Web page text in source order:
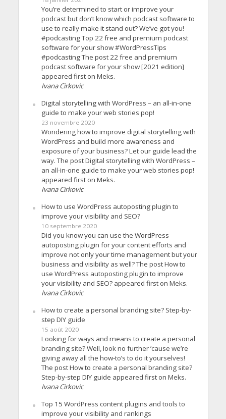
You’re determined to start or improve your
podcast but don’t know which podcast software to
use to really make it stand out? We’ve got you!
#podcasting Top 22 free and premium podcast
software for your show #WordPressTips
#podcasting The post 22 free and premium
podcast software for your show [2021 edition]
appeared first on Meks.
Ivana Cirkovic
Digital storytelling with WordPress – an all-in-one
guide to make your web stories pop!
23 novembre 2020
Wondering how to improve digital storytelling with
WordPress and build more awareness and
exposure of your business? Let our guide lead the
way. The post Digital storytelling with WordPress –
an all-in-one guide to make your web stories pop!
appeared first on Meks.
Ivana Cirkovic
How to use WordPress autoposting plugin to
improve your visibility and SEO?
10 septembre 2020
Did you know you can use the WordPress
autoposting plugin for your content efforts and
improve not only your time management but your
business and visibility as well? The post How to
use WordPress autoposting plugin to improve
your visibility and SEO? appeared first on Meks.
Ivana Cirkovic
How to create a personal branding site? Step-by-
step DIY guide
15 août 2020
Looking for ways and means to create a personal
branding site? Well, look no further ’cause we’re
giving away all the how-to’s to do it yourselves!
The post How to create a personal branding site?
Step-by-step DIY guide appeared first on Meks.
Ivana Cirkovic
Top 15 WordPress content plugins and tools to
improve your visibility and rankings